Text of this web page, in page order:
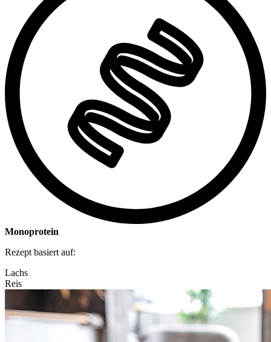
Monoprotein
Rezept basiert auf:
Lachs
Reis